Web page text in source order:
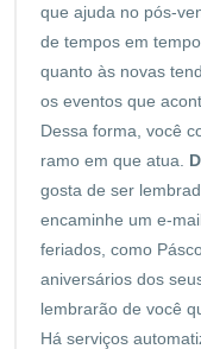
que ajuda no pós-
de tempos em
quanto às novas
os eventos que
Dessa forma, você
ramo em que atua.
gosta de ser
encaminhe um e-
feriados, como
aniversários dos
lembrarão de você
Há serviços